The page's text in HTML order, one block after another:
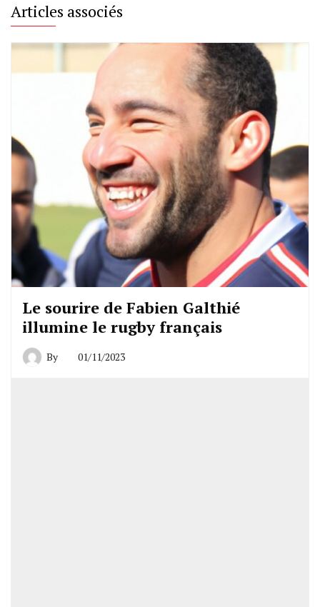
Articles associés
Le sourire de Fabien Galthié
illumine le rugby français
By 01/11/2023